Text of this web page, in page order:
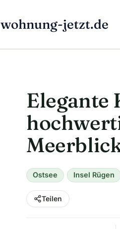
wohnung-jetzt.de
Elegante
Ostsee Insel Rügen
Teilen